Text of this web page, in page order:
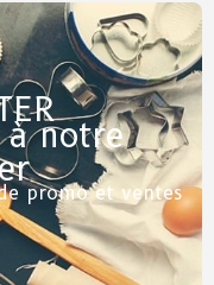
à notre
promo et ventes